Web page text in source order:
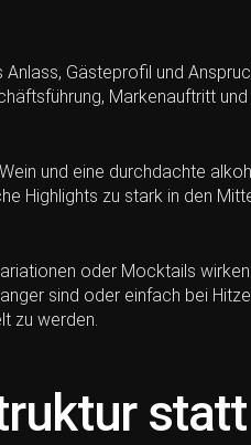
Gästeprofil und
Markenauftritt
und eine durchdachte
Highlights zu stark in den
oder Mocktails
sind oder einfach bei
zu werden.